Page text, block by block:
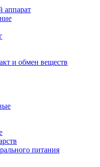
аппарат
и обмен веществ
питания